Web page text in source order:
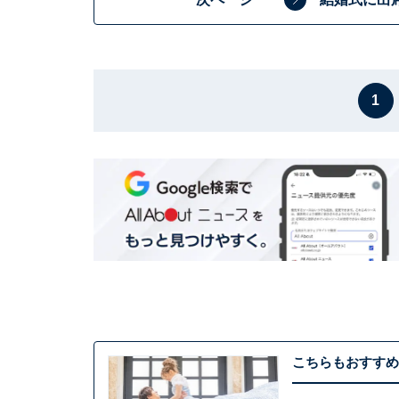
1
こちらもおすすめ